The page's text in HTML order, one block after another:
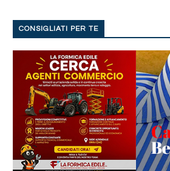
CONSIGLIATI PER TE